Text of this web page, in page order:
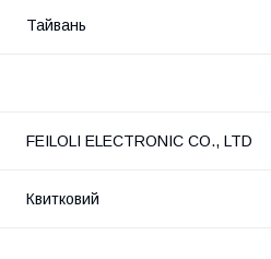
Тайвань
FEILOLI ELECTRONIC CO., LTD
Квитковий